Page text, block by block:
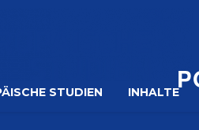
STUDIEN INHALTE